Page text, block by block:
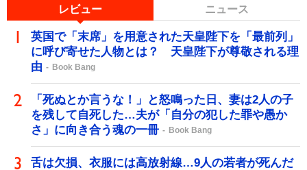
レビュー ニュース
英国で「末席」を用意された天皇陛下を「最前列」
に呼び寄せた人物とは？ 天皇陛下が尊敬される理
由
Book Bang
「死ぬとか言うな！」と怒鳴った日、妻は2人の子
を残して自死した…夫が「自分の犯した罪や愚か
さ」に向き合う魂の一冊
Book Bang
舌は欠損、衣服には高放射線…9人の若者が死んだ